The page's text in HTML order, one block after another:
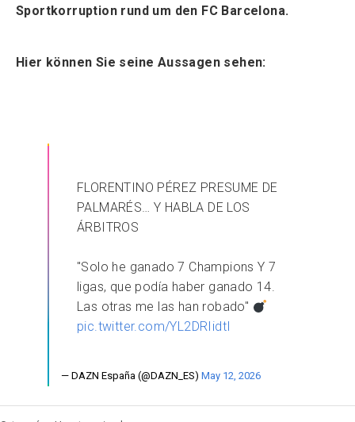
Sportkorruption rund um den FC Barcelona.
Hier können Sie seine Aussagen sehen:
FLORENTINO PÉREZ PRESUME DE
PALMARÉS… Y HABLA DE LOS
ÁRBITROS
"Solo he ganado 7 Champions Y 7
ligas, que podía haber ganado 14.
Las otras me las han robado"
pic.twitter.com/YL2DRIidtI
— DAZN España (@DAZN_ES) May 12, 2026